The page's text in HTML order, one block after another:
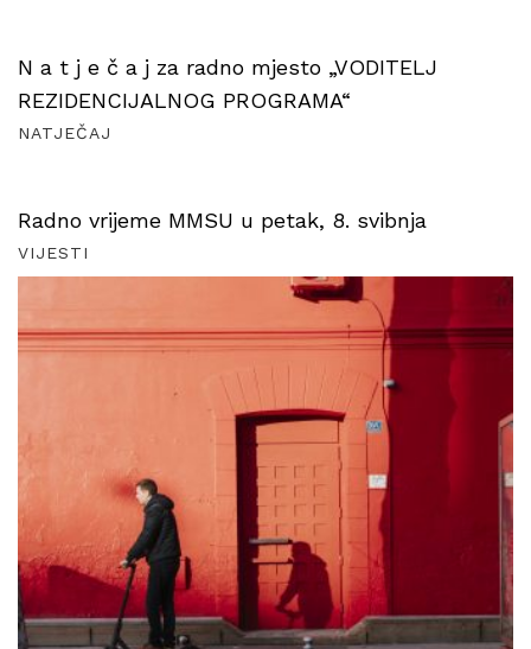
N a t j e č a j za radno mjesto „VODITELJ
REZIDENCIJALNOG PROGRAMA“
NATJEČAJ
Radno vrijeme MMSU u petak, 8. svibnja
VIJESTI